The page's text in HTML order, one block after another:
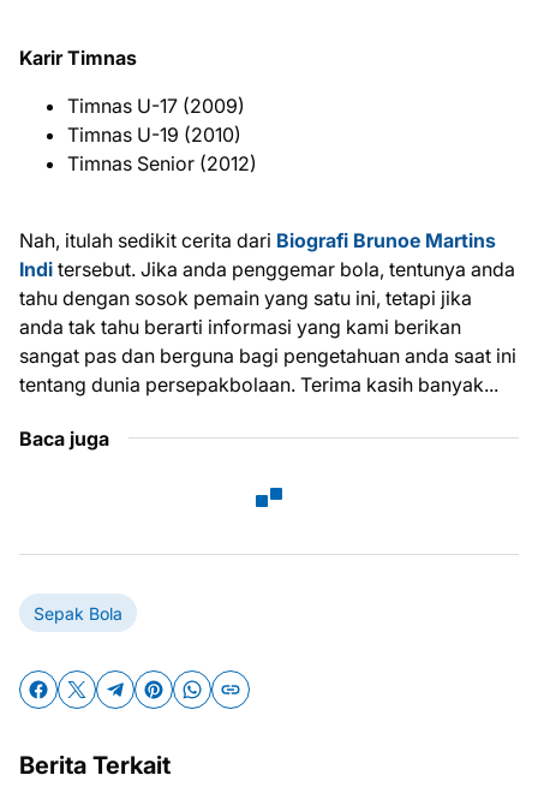
Karir Timnas
Timnas U-17 (2009)
Timnas U-19 (2010)
Timnas Senior (2012)
Nah, itulah sedikit cerita dari Biografi Brunoe Martins
Indi tersebut. Jika anda penggemar bola, tentunya anda
tahu dengan sosok pemain yang satu ini, tetapi jika
anda tak tahu berarti informasi yang kami berikan
sangat pas dan berguna bagi pengetahuan anda saat ini
tentang dunia persepakbolaan. Terima kasih banyak...
Baca juga
Sepak Bola
Berita Terkait